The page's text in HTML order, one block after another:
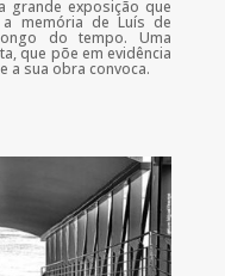
grande exposição que
memória de Luís de
do tempo. Uma
que põe em evidência
a sua obra convoca.